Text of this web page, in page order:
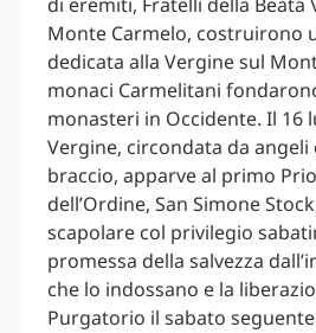
Monte Carmelo, costruirono
dedicata alla Vergine sul
monaci Carmelitani
monasteri in Occidente. Il 16
Vergine, circondata da angeli
braccio, apparve al primo
dell’Ordine, San Simone
scapolare col privilegio
promessa della salvezza
che lo indossano e la
Purgatorio il sabato